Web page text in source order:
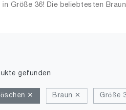
Größe 36! Die beliebtesten
gefunden
✕ Braun ✕ Größe